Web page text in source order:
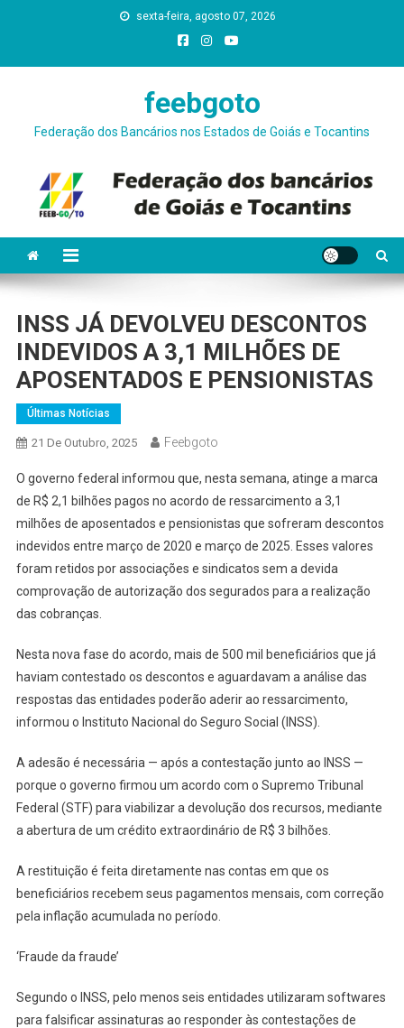
sexta-feira, agosto 07, 2026
feebgoto
Federação dos Bancários nos Estados de Goiás e Tocantins
INSS JÁ DEVOLVEU DESCONTOS
INDEVIDOS A 3,1 MILHÕES DE
APOSENTADOS E PENSIONISTAS
Últimas Notícias
21 De Outubro, 2025 Feebgoto
O governo federal informou que, nesta semana, atinge a marca
de R$ 2,1 bilhões pagos no acordo de ressarcimento a 3,1
milhões de aposentados e pensionistas que sofreram descontos
indevidos entre março de 2020 e março de 2025. Esses valores
foram retidos por associações e sindicatos sem a devida
comprovação de autorização dos segurados para a realização
das cobranças.
Nesta nova fase do acordo, mais de 500 mil beneficiários que já
haviam contestado os descontos e aguardavam a análise das
respostas das entidades poderão aderir ao ressarcimento,
informou o Instituto Nacional do Seguro Social (INSS).
A adesão é necessária — após a contestação junto ao INSS —
porque o governo firmou um acordo com o Supremo Tribunal
Federal (STF) para viabilizar a devolução dos recursos, mediante
a abertura de um crédito extraordinário de R$ 3 bilhões.
A restituição é feita diretamente nas contas em que os
beneficiários recebem seus pagamentos mensais, com correção
pela inflação acumulada no período.
‘Fraude da fraude’
Segundo o INSS, pelo menos seis entidades utilizaram softwares
para falsificar assinaturas ao responder às contestações de